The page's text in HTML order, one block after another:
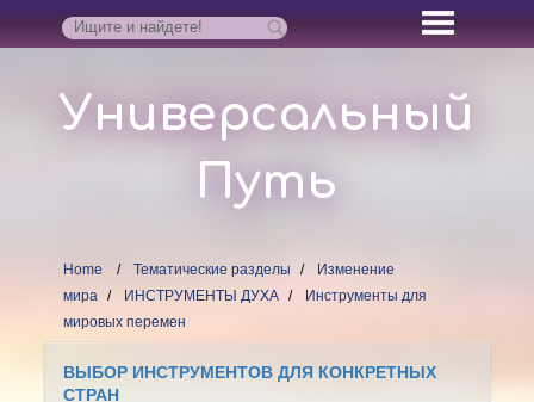
Универсальный
Путь
Home Тематические разделы
Изменение
мира
ИНСТРУМЕНТЫ ДУХА
Инструменты для
мировых перемен
ВЫБОР ИНСТРУМЕНТОВ ДЛЯ КОНКРЕТНЫХ
СТРАН